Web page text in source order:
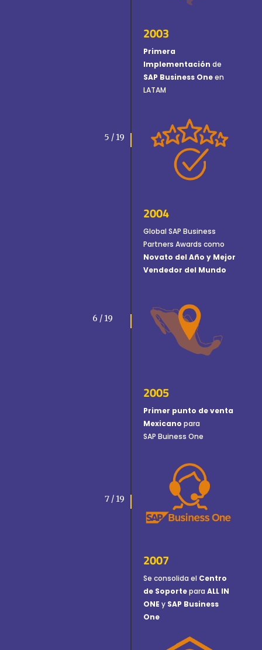
2003
Primera
Implementación de
SAP Business Oneen
LATAM
2004
Global SAP Business
Partners Awards como
Novato del Año y Mejor
Vendedor del Mundo
5 / 19
6 / 19
2005
Primer punto de venta
Mexicano para
SAP Buiness One
2007
Se consolida el Centro
de Soportepara ALL IN
ONE y SAP Business
One
7 / 19